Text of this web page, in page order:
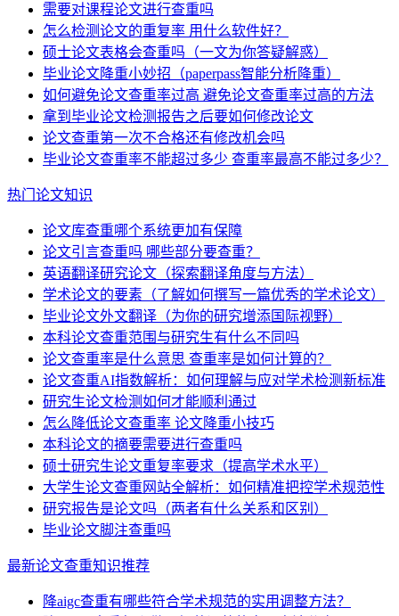
需要对课程论文进行查重吗
怎么检测论文的重复率 用什么软件好？
硕士论文表格会查重吗（一文为你答疑解惑）
毕业论文降重小妙招（paperpass智能分析降重）
如何避免论文查重率过高 避免论文查重率过高的方法
拿到毕业论文检测报告之后要如何修改论文
论文查重第一次不合格还有修改机会吗
毕业论文查重率不能超过多少 查重率最高不能过多少？
热门论文知识
论文库查重哪个系统更加有保障
论文引言查重吗 哪些部分要查重？
英语翻译研究论文（探索翻译角度与方法）
学术论文的要素（了解如何撰写一篇优秀的学术论文）
毕业论文外文翻译（为你的研究增添国际视野）
本科论文查重范围与研究生有什么不同吗
论文查重率是什么意思 查重率是如何计算的？
论文查重AI指数解析：如何理解与应对学术检测新标准
研究生论文检测如何才能顺利通过
怎么降低论文查重率 论文降重小技巧
本科论文的摘要需要进行查重吗
硕士研究生论文重复率要求（提高学术水平）
大学生论文查重网站全解析：如何精准把控学术规范性
研究报告是论文吗（两者有什么关系和区别）
毕业论文脚注查重吗
最新论文查重知识推荐
降aigc查重有哪些符合学术规范的实用调整方法？